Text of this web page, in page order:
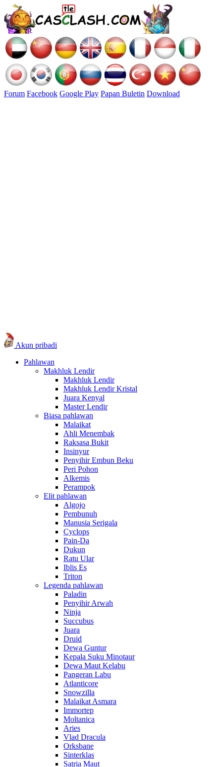
Forum Facebook Google Play Papan Buletin Download
Akun pribadi
Pahlawan
Makhluk Lendir
Makhluk Lendir
Makhluk Lendir Kristal
Juara Kenyal
Master Lendir
Biasa pahlawan
Malaikat
Ahli Menembak
Raksasa Bukit
Insinyur
Penyihir Embun Beku
Peri Pohon
Alkemis
Perampok
Elit pahlawan
Algojo
Pembunuh
Manusia Serigala
Cyclops
Pain-Da
Dukun
Ratu Ular
Iblis Es
Triton
Legenda pahlawan
Paladin
Penyihir Arwah
Ninja
Succubus
Juara
Druid
Dewa Guntur
Kepala Suku Minotaur
Dewa Maut Kelabu
Pangeran Labu
Atlanticore
Snowzilla
Malaikat Asmara
Immortep
Moltanica
Aries
Vlad Dracula
Orksbane
Sinterklas
Satria Maut